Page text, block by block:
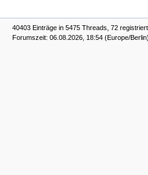
40403 Einträge in 5475 Threads, 72
Forumszeit: 06.08.2026, 18:54 (Europe/Berlin)